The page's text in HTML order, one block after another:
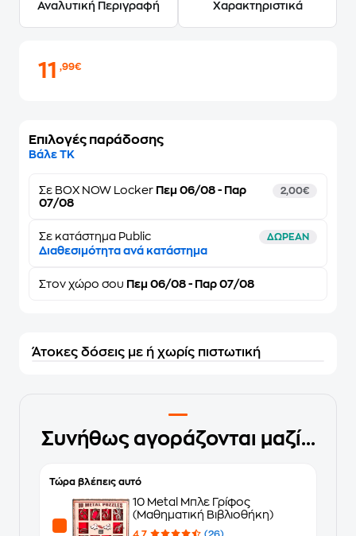
Αναλυτική Περιγραφή Χαρακτηριστικά
11,99€
Επιλογές παράδοσης
Βάλε ΤΚ
Σε BOX NOW Locker Πεμ 06/08 - Παρ
07/08
2,00€
Σε κατάστημα Public ΔΩΡΕΑΝ
Διαθεσιμότητα ανά κατάστημα
Στον χώρο σου Πεμ 06/08 - Παρ 07/08
Άτοκες δόσεις με ή χωρίς πιστωτική
Συνήθως αγοράζονται μαζί...
Τώρα βλέπεις αυτό
10 Metal Μπλε Γρίφος
(Μαθηματική Βιβλιοθήκη)